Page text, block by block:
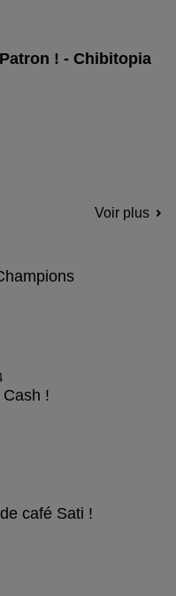
! - Chibitopia
Voir plus
!
café Sati !